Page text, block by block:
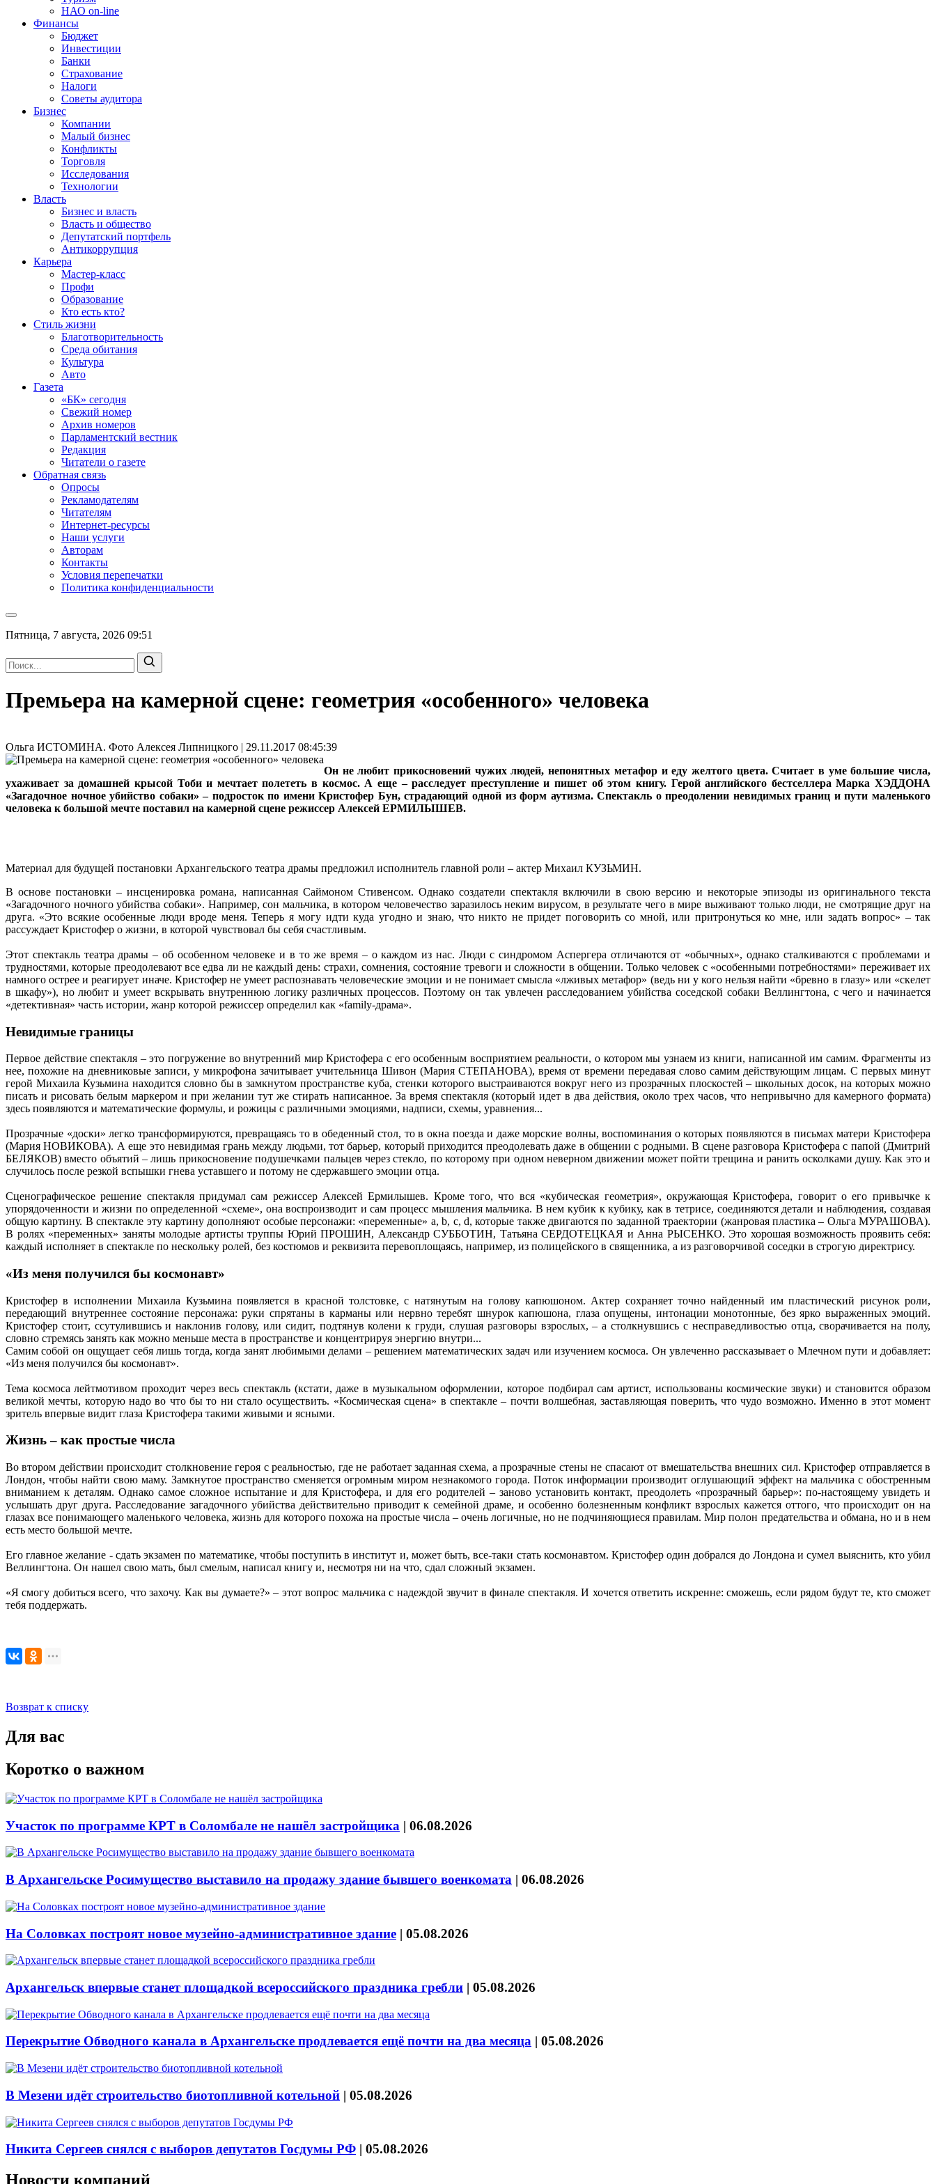
НАО on-line
Финансы
Бюджет
Инвестиции
Банки
Страхование
Налоги
Советы аудитора
Бизнес
Компании
Малый бизнес
Конфликты
Торговля
Исследования
Технологии
Власть
Бизнес и власть
Власть и общество
Депутатский портфель
Антикоррупция
Карьера
Мастер-класс
Профи
Образование
Кто есть кто?
Стиль жизни
Благотворительность
Среда обитания
Культура
Авто
Газета
«БК» сегодня
Свежий номер
Архив номеров
Парламентский вестник
Редакция
Читатели о газете
Обратная связь
Опросы
Рекламодателям
Читателям
Интернет-ресурсы
Наши услуги
Авторам
Контакты
Условия перепечатки
Политика конфиденциальности
Пятница, 7 августа, 2026 09:51
Премьера на камерной сцене: геометрия «особенного» человека
Ольга ИСТОМИНА. Фото Алексея Липницкого | 29.11.2017 08:45:39
Он не любит прикосновений чужих людей, непонятных метафор и еду желтого цвета. Считает в уме большие числа,
ухаживает за домашней крысой Тоби и мечтает полететь в космос. А еще – расследует преступление и пишет об этом книгу. Герой английского бестселлера Марка ХЭДДОНА
«Загадочное ночное убийство собаки» – подросток по имени Кристофер Бун, страдающий одной из форм аутизма. Спектакль о преодолении невидимых границ и пути маленького
человека к большой мечте поставил на камерной сцене режиссер Алексей ЕРМИЛЫШЕВ.
Материал для будущей постановки Архангельского театра драмы предложил исполнитель главной роли – актер Михаил КУЗЬМИН.
В основе постановки – инсценировка романа, написанная Саймоном Стивенсом. Однако создатели спектакля включили в свою версию и некоторые эпизоды из оригинального текста
«Загадочного ночного убийства собаки». Например, сон мальчика, в котором человечество заразилось неким вирусом, в результате чего в мире выживают только люди, не смотрящие друг на
друга. «Это всякие особенные люди вроде меня. Теперь я могу идти куда угодно и знаю, что никто не придет поговорить со мной, или притронуться ко мне, или задать вопрос» – так
рассуждает Кристофер о жизни, в которой чувствовал бы себя счастливым.
Этот спектакль театра драмы – об особенном человеке и в то же время – о каждом из нас. Люди с синдромом Аспергера отличаются от «обычных», однако сталкиваются с проблемами и
трудностями, которые преодолевают все едва ли не каждый день: страхи, сомнения, состояние тревоги и сложности в общении. Только человек с «особенными потребностями» переживает их
намного острее и реагирует иначе. Кристофер не умеет распознавать человеческие эмоции и не понимает смысла «лживых метафор» (ведь ни у кого нельзя найти «бревно в глазу» или «скелет
в шкафу»), но любит и умеет вскрывать внутреннюю логику различных процессов. Поэтому он так увлечен расследованием убийства соседской собаки Веллингтона, с чего и начинается
«детективная» часть истории, жанр которой режиссер определил как «family-драма».
Невидимые границы
Первое действие спектакля – это погружение во внутренний мир Кристофера с его особенным восприятием реальности, о котором мы узнаем из книги, написанной им самим. Фрагменты из
нее, похожие на дневниковые записи, у микрофона зачитывает учительница Шивон (Мария СТЕПАНОВА), время от времени передавая слово самим действующим лицам. С первых минут
герой Михаила Кузьмина находится словно бы в замкнутом пространстве куба, стенки которого выстраиваются вокруг него из прозрачных плоскостей – школьных досок, на которых можно
писать и рисовать белым маркером и при желании тут же стирать написанное. За время спектакля (который идет в два действия, около трех часов, что непривычно для камерного формата)
здесь появляются и математические формулы, и рожицы с различными эмоциями, надписи, схемы, уравнения...
Прозрачные «доски» легко трансформируются, превращаясь то в обеденный стол, то в окна поезда и даже морские волны, воспоминания о которых появляются в письмах матери Кристофера
(Мария НОВИКОВА). А еще это невидимая грань между людьми, тот барьер, который приходится преодолевать даже в общении с родными. В сцене разговора Кристофера с папой (Дмитрий
БЕЛЯКОВ) вместо объятий – лишь прикосновение подушечками пальцев через стекло, по которому при одном неверном движении может пойти трещина и ранить осколками душу. Как это и
случилось после резкой вспышки гнева уставшего и потому не сдержавшего эмоции отца.
Сценографическое решение спектакля придумал сам режиссер Алексей Ермилышев. Кроме того, что вся «кубическая геометрия», окружающая Кристофера, говорит о его привычке к
упорядоченности и жизни по определенной «схеме», она воспроизводит и сам процесс мышления мальчика. В нем кубик к кубику, как в тетрисе, соединяются детали и наблюдения, создавая
общую картину. В спектакле эту картину дополняют особые персонажи: «переменные» a, b, c, d, которые также двигаются по заданной траектории (жанровая пластика – Ольга МУРАШОВА).
В ролях «переменных» заняты молодые артисты труппы Юрий ПРОШИН, Александр СУББОТИН, Татьяна СЕРДОТЕЦКАЯ и Анна РЫСЕНКО. Это хорошая возможность проявить себя:
каждый исполняет в спектакле по нескольку ролей, без костюмов и реквизита перевоплощаясь, например, из полицейского в священника, а из разговорчивой соседки в строгую директрису.
«Из меня получился бы космонавт»
Кристофер в исполнении Михаила Кузьмина появляется в красной толстовке, с натянутым на голову капюшоном. Актер сохраняет точно найденный им пластический рисунок роли,
передающий внутреннее состояние персонажа: руки спрятаны в карманы или нервно теребят шнурок капюшона, глаза опущены, интонации монотонные, без ярко выраженных эмоций.
Кристофер стоит, ссутулившись и наклонив голову, или сидит, подтянув колени к груди, слушая разговоры взрослых, – а столкнувшись с несправедливостью отца, сворачивается на полу,
словно стремясь занять как можно меньше места в пространстве и концентрируя энергию внутри...
Самим собой он ощущает себя лишь тогда, когда занят любимыми делами – решением математических задач или изучением космоса. Он увлеченно рассказывает о Млечном пути и добавляет:
«Из меня получился бы космонавт».
Тема космоса лейтмотивом проходит через весь спектакль (кстати, даже в музыкальном оформлении, которое подбирал сам артист, использованы космические звуки) и становится образом
великой мечты, которую надо во что бы то ни стало осуществить. «Космическая сцена» в спектакле – почти волшебная, заставляющая поверить, что чудо возможно. Именно в этот момент
зритель впервые видит глаза Кристофера такими живыми и ясными.
Жизнь – как простые числа
Во втором действии происходит столкновение героя с реальностью, где не работает заданная схема, а прозрачные стены не спасают от вмешательства внешних сил. Кристофер отправляется в
Лондон, чтобы найти свою маму. Замкнутое пространство сменяется огромным миром незнакомого города. Поток информации производит оглушающий эффект на мальчика с обостренным
вниманием к деталям. Однако самое сложное испытание и для Кристофера, и для его родителей – заново установить контакт, преодолеть «прозрачный барьер»: по-настоящему увидеть и
услышать друг друга. Расследование загадочного убийства действительно приводит к семейной драме, и особенно болезненным конфликт взрослых кажется оттого, что происходит он на
глазах все понимающего маленького человека, жизнь для которого похожа на простые числа – очень логичные, но не подчиняющиеся правилам. Мир полон предательства и обмана, но и в нем
есть место большой мечте.
Его главное желание - сдать экзамен по математике, чтобы поступить в институт и, может быть, все-таки стать космонавтом. Кристофер один добрался до Лондона и сумел выяснить, кто убил
Веллингтона. Он нашел свою мать, был смелым, написал книгу и, несмотря ни на что, сдал сложный экзамен.
«Я смогу добиться всего, что захочу. Как вы думаете?» – этот вопрос мальчика с надеждой звучит в финале спектакля. И хочется ответить искренне: сможешь, если рядом будут те, кто сможет
тебя поддержать.
Возврат к списку
Для вас
Коротко о важном
Участок по программе КРТ в Соломбале не нашёл застройщика | 06.08.2026
В Архангельске Росимущество выставило на продажу здание бывшего военкомата | 06.08.2026
На Соловках построят новое музейно-административное здание | 05.08.2026
Архангельск впервые станет площадкой всероссийского праздника гребли | 05.08.2026
Перекрытие Обводного канала в Архангельске продлевается ещё почти на два месяца | 05.08.2026
В Мезени идёт строительство биотопливной котельной | 05.08.2026
Никита Сергеев снялся с выборов депутатов Госдумы РФ | 05.08.2026
Новости компаний